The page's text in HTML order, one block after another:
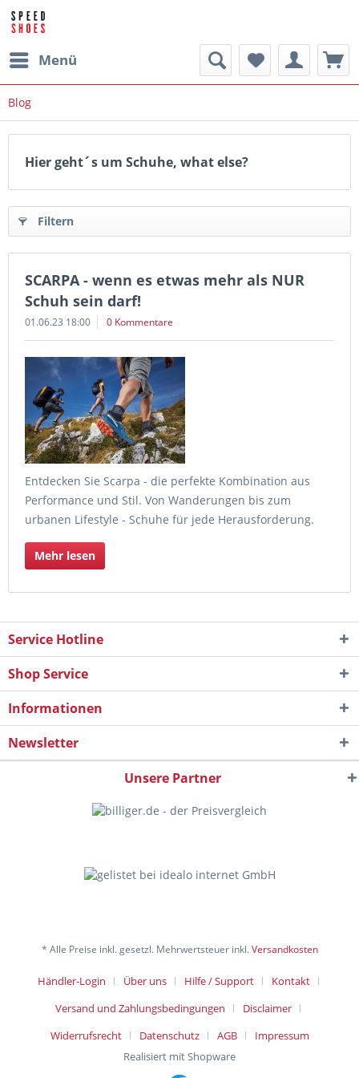
Menü
Blog
Hier geht´s um Schuhe, what else?
Filtern
SCARPA - wenn es etwas mehr als NUR
Schuh sein darf!
01.06.23 18:00 0 Kommentare
Entdecken Sie Scarpa - die perfekte Kombination aus
Performance und Stil. Von Wanderungen bis zum
urbanen Lifestyle - Schuhe für jede Herausforderung.
Mehr lesen
Service Hotline
Shop Service
Informationen
Newsletter
Unsere Partner
* Alle Preise inkl. gesetzl. Mehrwertsteuer inkl.Versandkosten
Händler-Login Über uns Hilfe / Support
Kontakt
Versand und Zahlungsbedingungen
Disclaimer
Widerrufsrecht
Datenschutz AGB
Impressum
Realisiert mit Shopware